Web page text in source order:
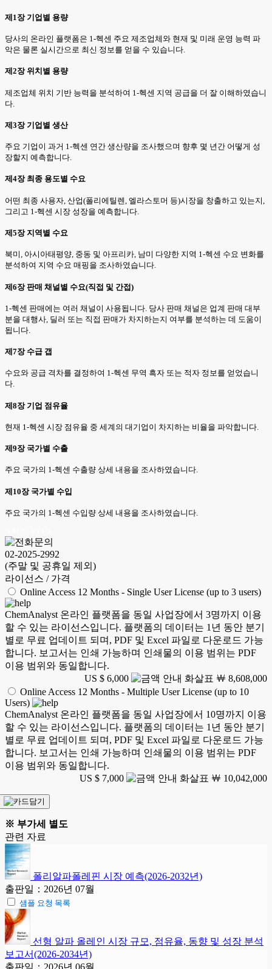
제1장 기업별 용량
당사의 온라인 플랫폼은 1-헥센 주요 제조업체와 현재 및 미래 운영 능력 파
악은 물론 실시간으로 최신 정보를 얻을 수 있습니다.
제2장 위치별 용량
제조업체 위치 기반 능력을 분석하여 1-헥센 지역 공급을 더 잘 이해하였습니
다.
제3장 기업별 생산
주요 기업이 과거 1-헥센 연간 생산량을 조사했으며 향후 몇 년간 어떻게 성
장할지 예측합니다.
제4장 최종 용도별 수요
어떤 최종 사용자, 산업(폴리에틸렌, 엘라스토머 등)시장을 창출하고 있는지,
그리고 1-헥센 시장 성장을 예측합니다.
제5장 지역별 수요
북미, 아시아태평양, 중동 및 아프리카, 남미 다양한 지역 1-헥센 수요 변화를
분석하여 지역 수요 매핑을 조사하였습니다.
제6장 판매 채널별 수요(직접 및 간접)
1-헥센 판매에는 여러 채널이 사용됩니다. 당사 판매 채널은 업계 판매 대부
분을 대행사, 딜러 또는 직접 판매가 차지하는지 여부를 분석하는 데 도움이
됩니다.
제7장 수급 갭
수요와 공급 격차를 결정하여 1-헥센 무역 흑자 또는 적자 정보를 얻었습니
다.
제8장 기업 점유율
현재 1-헥센 시장 점유율 중 세계의 대기업이 차지하는 비율을 파악합니다.
제9장 국가별 수출
주요 국가의 1-헥센 수출량 상세 내용을 조사하였습니다.
제10장 국가별 수입
주요 국가의 1-헥센 수입량 상세 내용을 조사하였습니다.
02-2025-2992
(주말 및 공휴일 제외)
라이선스 / 가격
Online Access 12 Months - Single User License (up to 3 users)
ChemAnalyst 온라인 플랫폼을 동일 사업장에서 3명까지 이용
할 수 있는 라이선스입니다. 플랫폼의 데이터는 1년 동안 분기
별로 무료 업데이트 되며, PDF 및 Excel 파일로 다운로드 가능
합니다. 보고서는 인쇄 가능하며 인쇄물의 이용 범위는 PDF
이용 범위와 동일합니다.
US $ 6,000
￦ 8,608,000
Online Access 12 Months - Multiple User License (up to 10
Users)
ChemAnalyst 온라인 플랫폼을 동일 사업장에서 10명까지 이용
할 수 있는 라이선스입니다. 플랫폼의 데이터는 1년 동안 분기
별로 무료 업데이트 되며, PDF 및 Excel 파일로 다운로드 가능
합니다. 보고서는 인쇄 가능하며 인쇄물의 이용 범위는 PDF
이용 범위와 동일합니다.
US $ 7,000
￦ 10,042,000
※ 부가세 별도
관련 자료
폴리알파폴레핀 시장 예측(2026-2032년)
출판일：2026년 07월
샘플 요청 목록
선형 알파 올레인 시장 규모, 점유율, 동향 및 성장 분석
보고서(2026-2034년)
출판일：2026년 06월